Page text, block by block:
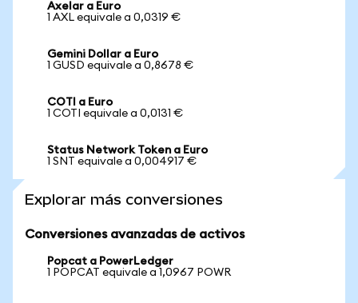
Axelar a Euro
1 AXL equivale a 0,0319 €
Gemini Dollar a Euro
1 GUSD equivale a 0,8678 €
COTI a Euro
1 COTI equivale a 0,0131 €
Status Network Token a Euro
1 SNT equivale a 0,004917 €
Explorar más conversiones
Conversiones avanzadas de activos
Popcat a PowerLedger
1 POPCAT equivale a 1,0967 POWR